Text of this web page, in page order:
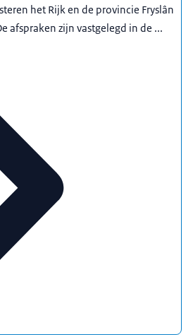
het Rijk en de provincie Fryslân
afspraken zijn vastgelegd in de ...